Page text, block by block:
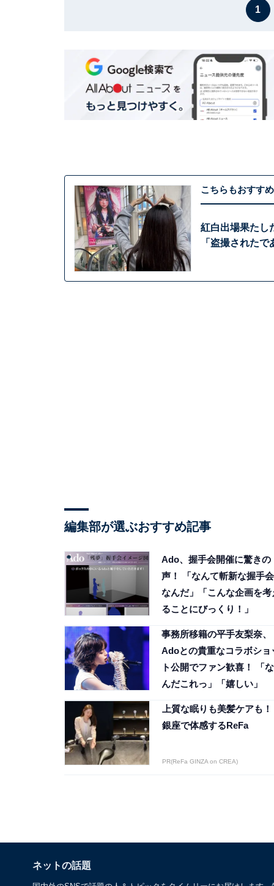
1
こちらもおすすめ
紅白出場果たし
「盗撮された
編集部が選ぶおすすめ記事
Ado、握手会開催に驚きの
声！ 「なんて斬新な握手会
なんだ」「こんな企画を考
ることにびっくり！」
事務所移籍の平手友梨奈、
Adoとの貴重なコラボショ
ト公開でファン歓喜！ 「な
んだこれっ」「嬉しい」
上質な眠りも美髪ケアも！
銀座で体感するReFa
PR(ReFa GINZA on CREA)
ネットの話題